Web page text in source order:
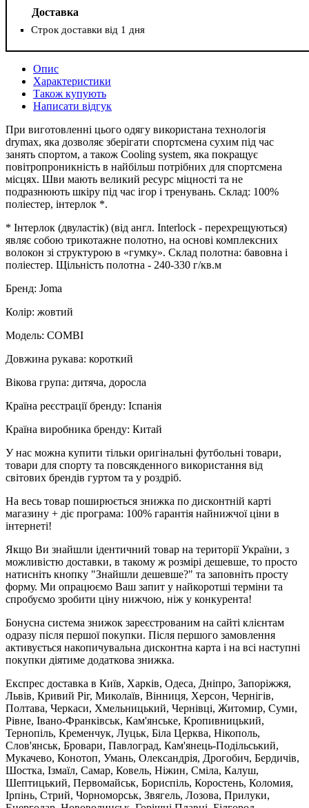
Доставка
Строк доставки від 1 дня
Опис
Характеристики
Також купують
Написати відгук
При виготовленні цього одягу використана технологія
drymax, яка дозволяє зберігати спортсмена сухим під час
занять спортом, а також Сooling system, яка покращує
повітропроникність в найбільш потрібних для спортсмена
місцях. Шви мають великий ресурс міцності та не
подразнюють шкіру під час ігор і тренувань. Склад: 100%
поліестер, інтерлок *.
* Інтерлок (двуластік) (від англ. Interlock - перехрещуються)
являє собою трикотажне полотно, на основі комплексних
волокон зі структурою в «гумку». Склад полотна: бавовна і
поліестер. Щільність полотна - 240-330 г/кв.м
Бренд: Joma
Колір: жовтий
Модель: COMBI
Довжина рукава: короткий
Вікова група: дитяча, доросла
Країна реєстрації бренду: Іспанія
Країна виробника бренду: Китай
У нас можна купити тільки оригінальні футбольні товари,
товари для спорту та повсякденного використання від
світових брендів гуртом та у роздріб.
На весь товар поширюється знижка по дисконтній карті
магазину + діє програма: 100% гарантія найнижчої ціни в
інтернеті!
Якщо Ви знайшли ідентичний товар на території України, з
можливістю доставки, в такому ж розмірі дешевше, то просто
натисніть кнопку "Знайшли дешевше?" та заповніть просту
форму. Ми опрацюємо Ваш запит у найкоротші терміни та
спробуємо зробити ціну нижчою, ніж у конкурента!
Бонусна система знижок зареєстрованим на сайті клієнтам
одразу після першої покупки. Після першого замовлення
активується накопичувальна дисконтна карта і на всі наступні
покупки діятиме додаткова знижка.
Експрес доставка в Київ, Харків, Одеса, Дніпро, Запоріжжя,
Львів, Кривий Ріг, Миколаїв, Вінниця, Херсон, Чернігів,
Полтава, Черкаси, Хмельницький, Чернівці, Житомир, Суми,
Рівне, Івано-Франківськ, Кам'янське, Кропивницький,
Тернопіль, Кременчук, Луцьк, Біла Церква, Нікополь,
Слов'янськ, Бровари, Павлоград, Кам'янець-Подільський,
Мукачево, Конотоп, Умань, Олександрія, Дрогобич, Бердичів,
Шостка, Ізмаїл, Самар, Ковель, Ніжин, Сміла, Калуш,
Шептицький, Первомайськ, Бориспіль, Коростень, Коломия,
Ірпінь, Стрий, Чорноморськ, Звягель, Лозова, Прилуки,